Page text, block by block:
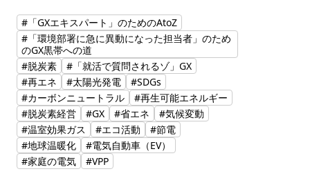
#「GXエキスパート」のためのAtoZ
#「環境部署に急に異動になった担当者」のため
のGX黒帯への道
#脱炭素
#「就活で質問されるゾ」GX
#再エネ
#太陽光発電
#SDGs
#カーボンニュートラル
#再生可能エネルギー
#脱炭素経営
#GX #省エネ
#気候変動
#温室効果ガス
#エコ活動
#節電
#地球温暖化
#電気自動車（EV）
#家庭の電気
#VPP